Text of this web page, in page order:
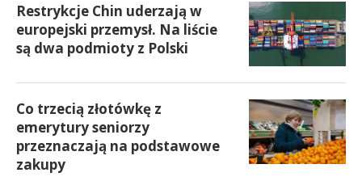
Restrykcje Chin uderzają w
europejski przemysł. Na liście
są dwa podmioty z Polski
Co trzecią złotówkę z
emerytury seniorzy
przeznaczają na podstawowe
zakupy